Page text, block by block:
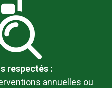
respectés :
annuelles ou